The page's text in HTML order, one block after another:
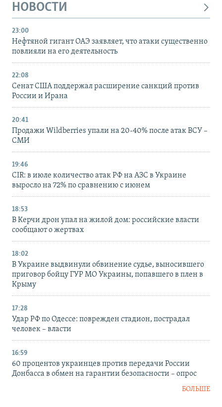
НОВОСТИ
23:00
Нефтяной гигант ОАЭ заявляет, что атаки существенно
повлияли на его деятельность
22:08
Сенат США поддержал расширение санкций против
России и Ирана
20:41
Продажи Wildberries упали на 20-40% после атак ВСУ –
СМИ
19:46
CIR: в июле количество атак РФ на АЗС в Украине
выросло на 72% по сравнению с июнем
18:53
В Керчи дрон упал на жилой дом: российские власти
сообщают о жертвах
18:02
В Украине выдвинули обвинение судье, выносившего
приговор бойцу ГУР МО Украины, попавшего в плен в
Крыму
17:28
Удар РФ по Одессе: поврежден стадион, пострадал
человек – власти
16:59
60 процентов украинцев против передачи России
Донбасса в обмен на гарантии безопасности – опрос
БОЛЬШЕ